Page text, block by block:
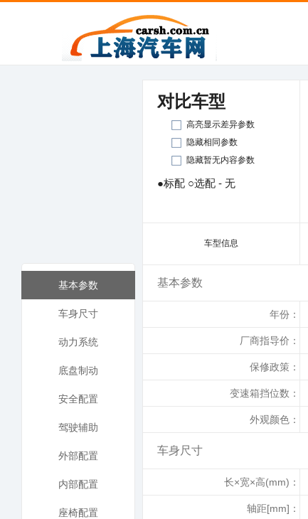
对比车型
高亮显示差异参数
隐藏相同参数
隐藏暂无内容参数
●标配 ○选配 - 无
车型信息
基本参数
年份：
厂商指导价：
保修政策：
变速箱挡位数：
外观颜色：
车身尺寸
长×宽×高(mm)：
轴距[mm]：
基本参数
车身尺寸
动力系统
底盘制动
安全配置
驾驶辅助
外部配置
内部配置
座椅配置